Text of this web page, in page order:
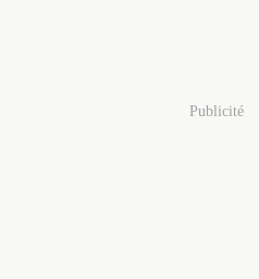
Publicité